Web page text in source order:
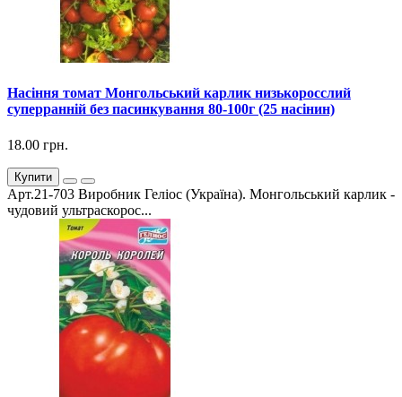
Насіння томат Монгольський карлик низькоросслий
суперранній без пасинкування 80-100г (25 насінин)
18.00 грн.
Купити
Арт.21-703 Виробник Геліос (Україна). Монгольський карлик -
чудовий ультраскорос...